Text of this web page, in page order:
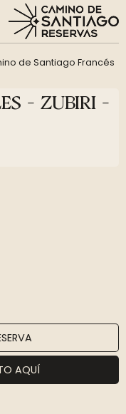
de Santiago Francés
- ZUBIRI -
AQUÍ